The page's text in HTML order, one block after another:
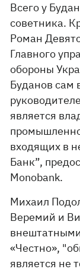
Всего у
советника.
Роман
Главного
обороны
Буданов сам
является
входящих в
Банк”,
Monobank.
Михаил
Веремий и
«Честно»,
является не